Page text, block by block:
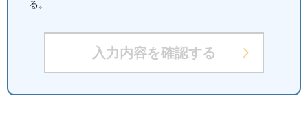
おいて、個人情報を収集致します。
（2）個人情報の利用および共同利用
頂いた方に承諾を得た範囲内で、また収集目
る。
入力内容を確認する